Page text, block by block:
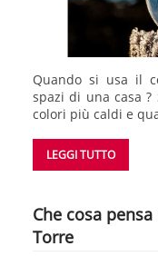
Quando si usa il
spazi di una casa
colori più caldi e
LEGGI TUTTO
Che cosa
Torre